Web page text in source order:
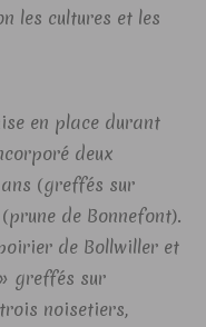
les cultures et les
en place durant
deux
(greffés sur
de Bonnefont).
de Bollwiller et
greffés sur
noisetiers,